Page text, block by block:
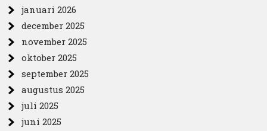
januari 2026
december 2025
november 2025
oktober 2025
september 2025
augustus 2025
juli 2025
juni 2025